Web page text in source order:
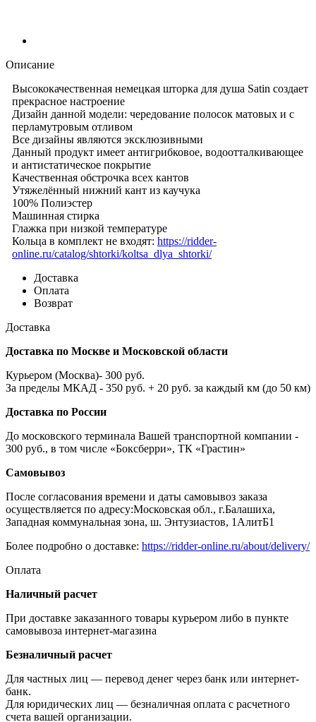
Описание
Высококачественная немецкая шторка для душа Satin создает
прекрасное настроение
Дизайн данной модели: чередование полосок матовых и с
перламутровым отливом
Все дизайны являются эксклюзивными
Данный продукт имеет антигрибковое, водоотталкивающее
и антистатическое покрытие
Качественная обстрочка всех кантов
Утяжелённый нижний кант из каучука
100% Полиэстер
Машинная стирка
Глажка при низкой температуре
Кольца в комплект не входят: https://ridder-
online.ru/catalog/shtorki/koltsa_dlya_shtorki/
Доставка
Оплата
Возврат
Доставка
Доставка по Москве и Московской области
Курьером (Москва)- 300 руб.
За пределы МКАД - 350 руб. + 20 руб. за каждый км (до 50 км)
Доставка по России
До московского терминала Вашей транспортной компании -
300 руб., в том числе «Боксберри», ТК «Грастин»
Самовывоз
После согласования времени и даты самовывоз заказа
осуществляется по адресу:Московская обл., г.Балашиха,
Западная коммунальная зона, ш. Энтузиастов, 1АлитБ1
Более подробно о доставке: https://ridder-online.ru/about/delivery/
Оплата
Наличный расчет
При доставке заказанного товары курьером либо в пункте
самовывоза интернет-магазина
Безналичный расчет
Для частных лиц — перевод денег через банк или интернет-
банк.
Для юридических лиц — безналичная оплата с расчетного
счета вашей организации.